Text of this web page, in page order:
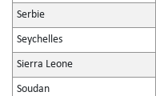
Serbie
Seychelles
Sierra Leone
Soudan